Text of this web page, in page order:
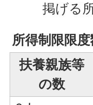
掲げる
所得制限限
扶養親族等
の数